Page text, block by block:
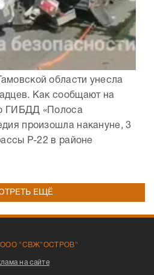
области унесла
Как сообщают на
ГИБДД «Полоса
произошла накануне, 3
Р-22 в районе
ЕЩЁ
ООО "СВЖ"ОСТРОВ"
на сайте